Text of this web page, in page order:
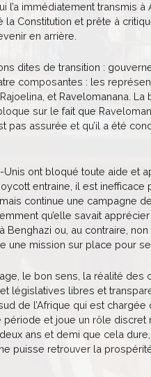
immédiatement transmis à
Constitution et prête à
en arrière.
dites de transition :
composantes : les
et Ravelomanana.
sur le fait que
pas assurée et qu’il a été
Unis ont bloqué toute aide et
entraine, il est inefficace
continue une campagne
qu’elle savait
Benghazi ou, au contraire,
une mission sur place pour
le bon sens, la réalité
et législatives libres et
de l’Afrique qui est
et joue un rôle discret
ans et demi que cela
puisse retrouver la